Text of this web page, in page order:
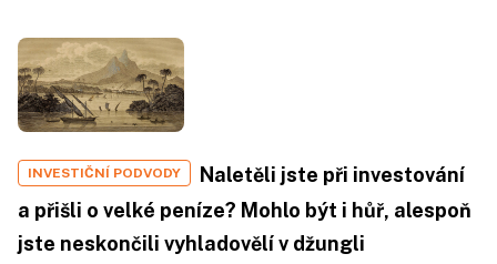
INVESTIČNÍ PODVODY
Naletěli jste při investování
a přišli o velké peníze? Mohlo být i hůř, alespoň
jste neskončili vyhladovělí v džungli